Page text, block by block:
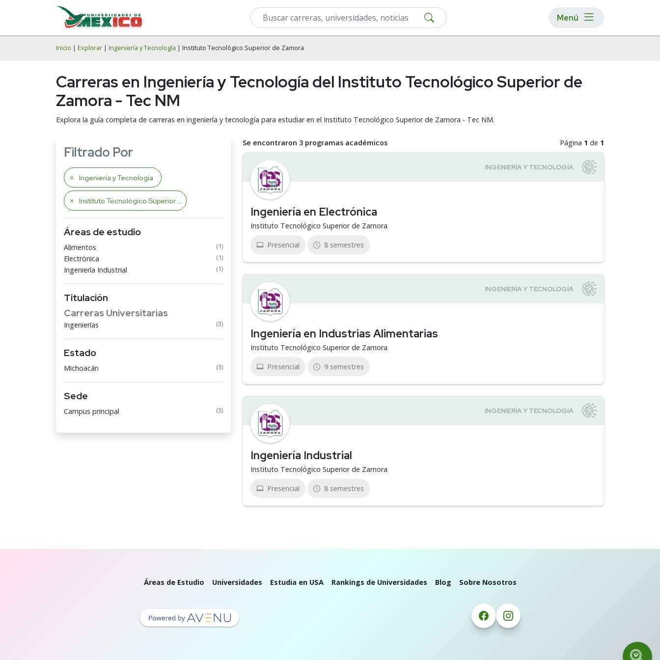
Menú
Inicio | Explorar | Ingeniería y Tecnología | Instituto Tecnológico Superior de Zamora
Carreras en Ingeniería y Tecnología del Instituto Tecnológico Superior de
Zamora - Tec NM
Explora la guía completa de carreras en ingeniería y tecnología para estudiar en el Instituto Tecnológico Superior de Zamora - Tec NM.
Filtrado Por
Ingeniería y Tecnología
Instituto Tecnológico Superior de Zamora
Áreas de estudio
Alimentos (1)
Electrónica (1)
Ingeniería Industrial (1)
Titulación
Carreras Universitarias
Ingenierías (3)
Estado
Michoacán (3)
Sede
Campus principal (3)
Se encontraron 3 programas académicos Página 1 de 1
Ingeniería en Electrónica
Instituto Tecnológico Superior de Zamora
Presencial 8 semestres
Ingeniería en Industrias Alimentarias
Instituto Tecnológico Superior de Zamora
Presencial 9 semestres
Ingeniería Industrial
Instituto Tecnológico Superior de Zamora
Presencial 8 semestres
Áreas de Estudio Universidades Estudia en USA Rankings de Universidades Blog Sobre Nosotros